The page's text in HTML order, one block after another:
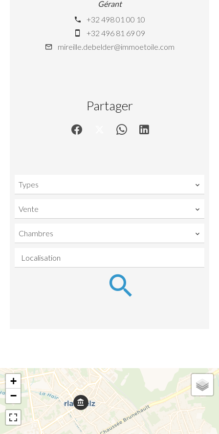
Gérant
+32 498 01 00 10
+32 496 81 69 09
mireille.debelder@immoetoile.com
Partager
Types
Vente
Chambres
Localisation
+
−